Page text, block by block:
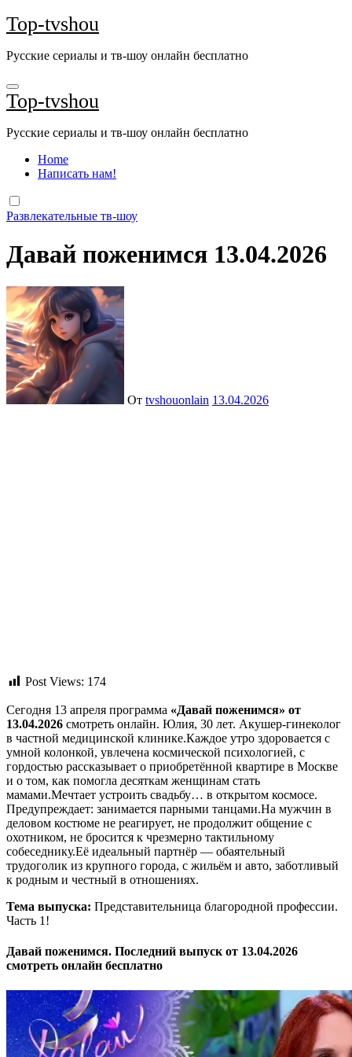
Перейти
к
Top-tvshou
Русские сериалы и тв-шоу онлайн бесплатно
Top-tvshou
Русские сериалы и тв-шоу онлайн бесплатно
Home
Написать нам!
Развлекательные тв-шоу
Давай поженимся 13.04.2026
От tvshouonlain 13.04.2026
Post Views: 174
Сегодня 13 апреля программа «Давай поженимся» от
13.04.2026 смотреть онлайн. Юлия, 30 лет. Акушер-гинеколог
в частной медицинской клинике.Каждое утро здоровается с
умной колонкой, увлечена космической психологией, с
гордостью рассказывает о приобретённой квартире в Москве
и о том, как помогла десяткам женщинам стать
мамами.Мечтает устроить свадьбу… в открытом космосе.
Предупреждает: занимается парными танцами.На мужчин в
деловом костюме не реагирует, не продолжит общение с
охотником, не бросится к чрезмерно тактильному
собеседнику.Её идеальный партнёр — обаятельный
трудоголик из крупного города, с жильём и авто, заботливый
к родным и честный в отношениях.
Тема выпуска: Представительница благородной профессии.
Часть 1!
Давай поженимся. Последний выпуск от 13.04.2026
смотреть онлайн бесплатно